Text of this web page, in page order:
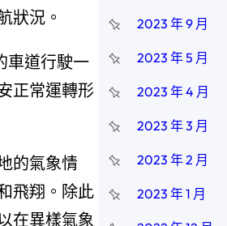
狀況。
車道行駛一
正常運轉形
的氣象情
飛翔。除此
在異樣氣象
2023 年 9 月
2023 年 5 月
2023 年 4 月
2023 年 3 月
2023 年 2 月
2023 年 1 月